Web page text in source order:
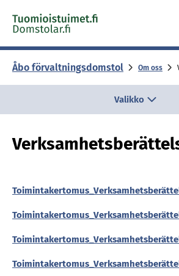
Skip to content -saavutettavuusohje
Åbo för­valt­nings­dom­stol Om oss
Valikko